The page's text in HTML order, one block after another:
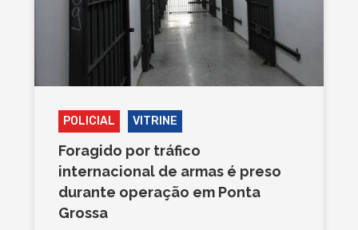
POLICIAL VITRINE
Foragido por tráfico
internacional de armas é preso
durante operação em Ponta
Grossa